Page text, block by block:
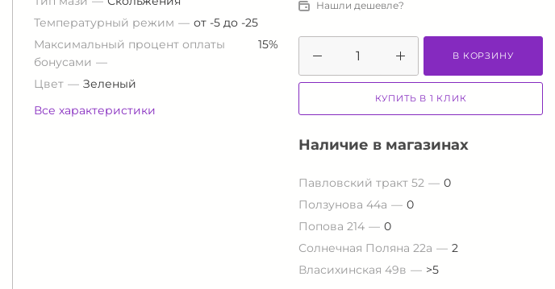
Температурный режим
от -5 до -25
Максимальный процент оплаты
бонусами
15%
Цвет
Зеленый
Все характеристики
Нашли дешевле?
В КОРЗИНУ
КУПИТЬ В 1 КЛИК
Наличие в магазинах
Павловский тракт 52
0
Ползунова 44а
0
Попова 214
0
Солнечная Поляна 22а
2
Власихинская 49в
>5